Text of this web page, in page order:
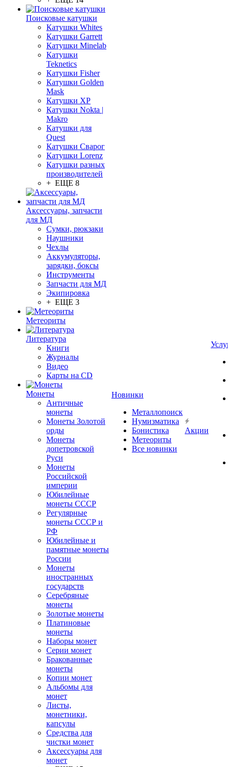
Поисковые катушки
Катушки Whites
Катушки Garrett
Катушки Minelab
Катушки
Teknetics
Катушки Fisher
Катушки Golden
Mask
Катушки XP
Катушки Nokta |
Makro
Катушки для
Quest
Катушки Сварог
Катушки Lorenz
Катушки разных
производителей
+ ЕЩЕ 8
Аксессуары, запчасти
для МД
Сумки, рюкзаки
Наушники
Чехлы
Аккумуляторы,
зарядки, боксы
Инструменты
Запчасти для МД
Экипировка
+ ЕЩЕ 3
Метеориты
Литература
Книги
Журналы
Видео
Карты на CD
Монеты
Античные
монеты
Монеты Золотой
орды
Монеты
допетровской
Руси
Монеты
Российской
империи
Юбилейные
монеты СССР
Регулярные
монеты СССР и
РФ
Юбилейные и
памятные монеты
России
Монеты
иностранных
государств
Серебряные
монеты
Золотые монеты
Платиновые
монеты
Наборы монет
Серии монет
Бракованные
монеты
Копии монет
Альбомы для
монет
Листы,
монетники,
капсулы
Средства для
чистки монет
Аксессуары для
монет
Новинки
Металлопоиск
Нумизматика
Бонистика
Метеориты
Все новинки
Акции